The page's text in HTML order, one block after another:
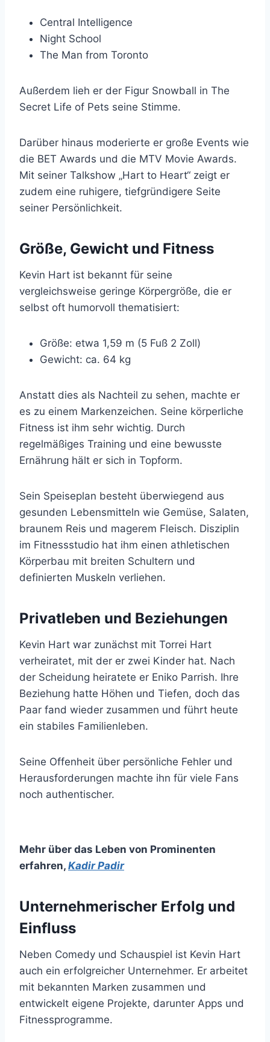
Central Intelligence
Night School
The Man from Toronto
Außerdem lieh er der Figur Snowball in The
Secret Life of Pets seine Stimme.
Darüber hinaus moderierte er große Events wie
die BET Awards und die MTV Movie Awards.
Mit seiner Talkshow „Hart to Heart“ zeigt er
zudem eine ruhigere, tiefgründigere Seite
seiner Persönlichkeit.
Größe, Gewicht und Fitness
Kevin Hart ist bekannt für seine
vergleichsweise geringe Körpergröße, die er
selbst oft humorvoll thematisiert:
Größe: etwa 1,59 m (5 Fuß 2 Zoll)
Gewicht: ca. 64 kg
Anstatt dies als Nachteil zu sehen, machte er
es zu einem Markenzeichen. Seine körperliche
Fitness ist ihm sehr wichtig. Durch
regelmäßiges Training und eine bewusste
Ernährung hält er sich in Topform.
Sein Speiseplan besteht überwiegend aus
gesunden Lebensmitteln wie Gemüse, Salaten,
braunem Reis und magerem Fleisch. Disziplin
im Fitnessstudio hat ihm einen athletischen
Körperbau mit breiten Schultern und
definierten Muskeln verliehen.
Privatleben und Beziehungen
Kevin Hart war zunächst mit Torrei Hart
verheiratet, mit der er zwei Kinder hat. Nach
der Scheidung heiratete er Eniko Parrish. Ihre
Beziehung hatte Höhen und Tiefen, doch das
Paar fand wieder zusammen und führt heute
ein stabiles Familienleben.
Seine Offenheit über persönliche Fehler und
Herausforderungen machte ihn für viele Fans
noch authentischer.
Mehr über das Leben von Prominenten
erfahren, Kadir Padir
Unternehmerischer Erfolg und
Einfluss
Neben Comedy und Schauspiel ist Kevin Hart
auch ein erfolgreicher Unternehmer. Er arbeitet
mit bekannten Marken zusammen und
entwickelt eigene Projekte, darunter Apps und
Fitnessprogramme.